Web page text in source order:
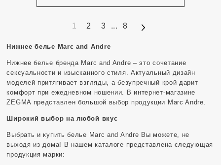
1 2 3 ... 8
Нижнее белье Marc and Andre
Нижнее белье бренда Marc and Andre – это сочетание
сексуальности и изысканного стиля. Актуальный дизайн
моделей притягивает взгляды, а безупречный крой дарит
комфорт при ежедневном ношении. В интернет-магазине
ZEGMA представлен большой выбор продукции Marc Andre.
Широкий выбор на любой вкус
Выбрать и купить белье Marc and Andre Вы можете, не
выходя из дома! В нашем каталоге представлена следующая
продукция марки: